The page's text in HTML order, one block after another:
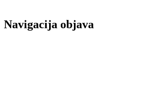
Navigacija objava